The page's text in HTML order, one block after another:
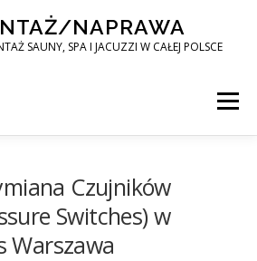
NAPRAWA
SAUNY, SPA I JACUZZI W CAŁEJ POLSCE
Menu
JACUZI W CAŁEJ POLSCE
Czujników
Switches) w
Warszawa